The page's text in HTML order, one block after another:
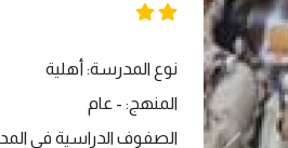
نوع المدرسة: أهلية
المنهج: - عام